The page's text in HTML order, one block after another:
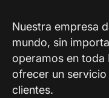
Nuestra empresa
mundo, sin
operamos en toda
ofrecer un
clientes.